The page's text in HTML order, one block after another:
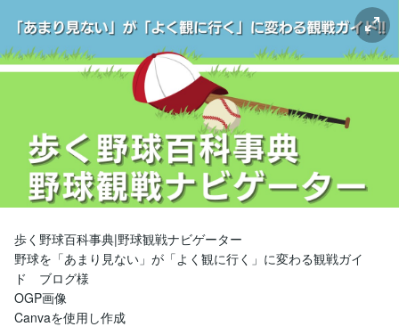
歩く野球百科事典|野球観戦ナビゲーター
野球を「あまり見ない」が「よく観に行く」に変わる観戦ガイ
ド　ブログ様
OGP画像
Canvaを使用し作成